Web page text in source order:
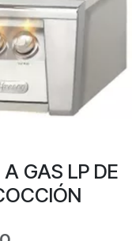
GAS LP DE